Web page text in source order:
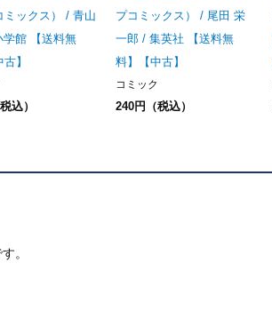
ミックス） / 青山
学館 【送料無
】
込）
プコミックス） / 尾田 栄
一郎 / 集英社 【送料無
料】【中古】
コミック
240円（税込）
。